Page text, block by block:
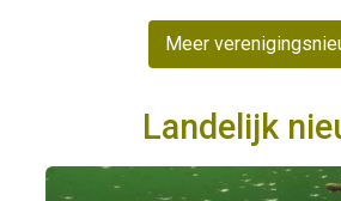
Meer
Landelijk